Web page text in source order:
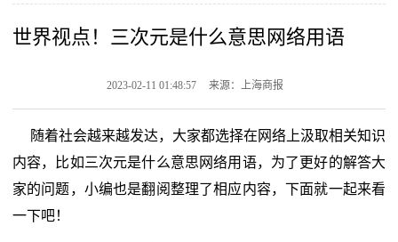
世界视点！三次元是什么意思网络用语
2023-02-11 01:48:57 来源：上海商报
随着社会越来越发达，大家都选择在网络上汲取相关知识
内容，比如三次元是什么意思网络用语，为了更好的解答大
家的问题，小编也是翻阅整理了相应内容，下面就一起来看
一下吧！